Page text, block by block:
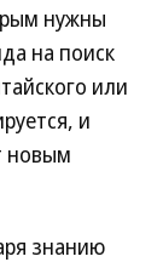
нужны
на поиск
или
и
новым
знанию